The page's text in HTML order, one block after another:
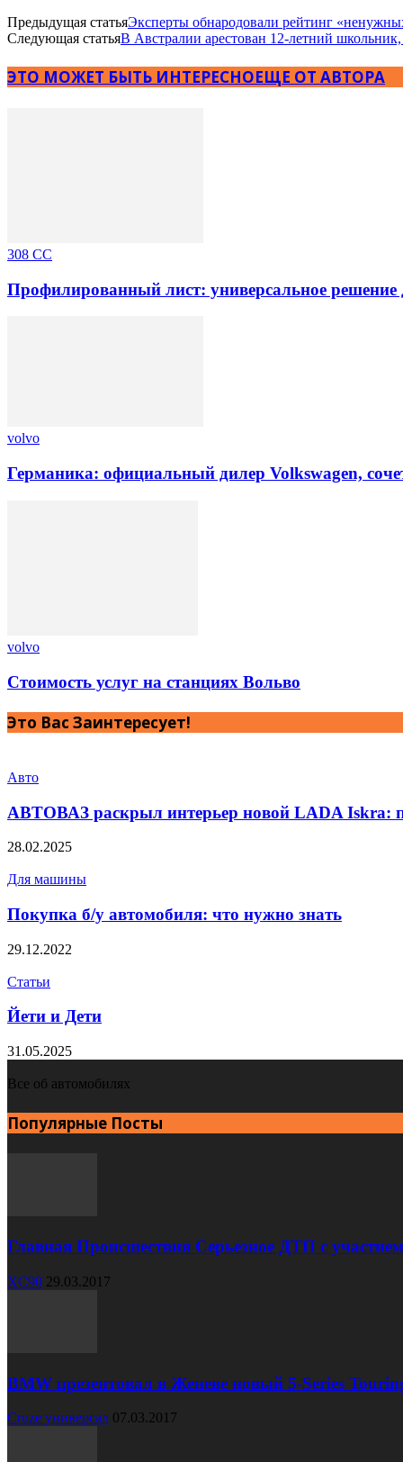
Предыдущая статьяЭксперты обнародовали рейтинг
Следующая статьяВ Австралии арестован 12-летний
ЭТО МОЖЕТ БЫТЬ ИНТЕРЕСНОЕЩЕ ОТ АВТОРА
308 CC
Профилированный лист: универсальное решение
volvo
Германика: официальный дилер Volkswagen,
volvo
Стоимость услуг на станциях Вольво
Это Вас Заинтересует!
Авто
АВТОВАЗ раскрыл интерьер новой LADA Iskra:
28.02.2025
Для машины
Покупка б/у автомобиля: что нужно знать
29.12.2022
Статьи
Йети и Дети
31.05.2025
Все об автомобилях
Популярные Посты
Главная Происшествия Серьезное ДТП с
XC90 29.03.2017
BMW презентовал в Женеве новый 5-Series
Cruze универсал 07.03.2017